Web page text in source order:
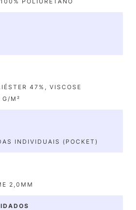
47%, VISCOSE
G/M²
INDIVIDUAIS (POCKET)
2,0MM